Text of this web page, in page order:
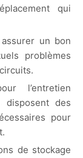
qui
un bon
problèmes
l’entretien
des
pour
de stockage